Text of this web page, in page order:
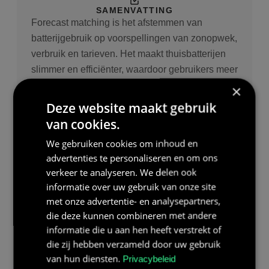
SAMENVATTING
Forecast matching is het afstemmen van
batterijgebruik op voorspellingen van zonopwek,
verbruik en tarieven. Het maakt thuisbatterijen
slimmer en efficiënter, waardoor gebruikers meer
beter inspelen op duurzame energiebronnen.
DISCLAIMER
De informatie in onze kennisbank is bedoeld om
u te informeren en is gebaseerd op onze
ervaring binnen de energiesector. Deze inhoud
vervangt geen persoonlijk advies. Voor
specifieke vragen of een voorstel op maat kunt u
×
Deze website maakt gebruik
van cookies.
We gebruiken cookies om inhoud en
advertenties te personaliseren en om ons
verkeer te analyseren. We delen ook
informatie over uw gebruik van onze site
met onze advertentie- en analysepartners,
die deze kunnen combineren met andere
informatie die u aan hen heeft verstrekt of
die zij hebben verzameld door uw gebruik
van hun diensten. Privacybeleid